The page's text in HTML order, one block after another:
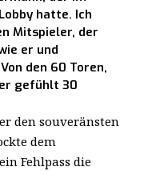
hatte. Ich
Mitspieler, der
er und
den 60 Toren,
gefühlt 30
den souveränsten
dem
Fehlpass die